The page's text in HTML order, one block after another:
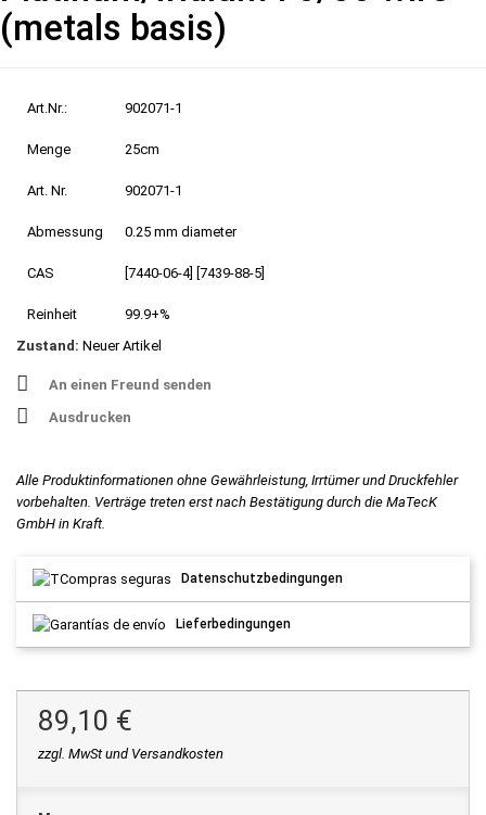
(metals basis)
Art.Nr.: 902071-1
Menge 25cm
Art. Nr. 902071-1
Abmessung 0.25 mm diameter
CAS [7440-06-4] [7439-88-5]
Reinheit
99.9+%
Zustand: Neuer Artikel
An einen Freund senden
Ausdrucken
Alle Produktinformationen ohne Gewährleistung, Irrtümer und Druckfehler
vorbehalten. Verträge treten erst nach Bestätigung durch die MaTecK
GmbH in Kraft.
Datenschutzbedingungen
Lieferbedingungen
89,10 €
zzgl. MwSt und Versandkosten